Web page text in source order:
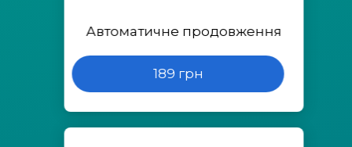
Автоматичне продовження
189 грн